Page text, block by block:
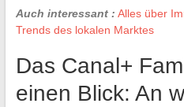
Auch interessant : Alles über
Trends des lokalen Marktes
Das Canal+
einen Blick: An